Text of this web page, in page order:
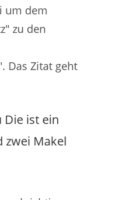
um dem
zu den
Das Zitat geht
Die ist ein
zwei Makel